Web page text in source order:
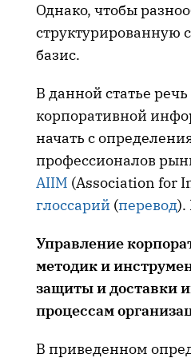
Однако, чтобы
структурированную
базис.
В данной статье
корпоративной
начать с
профессионалов
AIIM (Association for
глоссарий (перевод).
Управление
методик и
защиты и доставки
процессам
В приведенном